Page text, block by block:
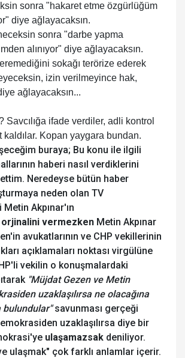
sonra "hakaret etme özgürlüğüm
diye ağlayacaksın.
sonra "darbe yapma
alınıyor" diye ağlayacaksın.
sokağı terörize ederek
izin verilmeyince hak,
ağlayacaksın...
Savcılığa ifade verdiler, adli kontrol
kaldılar. Kopan yaygara bundan.
buraya; Bu konu ile ilgili
haberi nasıl verdiklerini
Neredeyse bütün haber
neden olan TV
Akpınar'ın
orjinalini vermezken Metin Akpınar
avukatlarının ve CHP vekillerinin
açıklamaları noktası virgülüne
vekilin o konuşmalardaki
"Müjdat Gezen ve Metin
uzaklaşılırsane olacağına
bulundular"savunması gerçeği
uzaklaşılırsa diye bir
ulaşamazsak deniliyor.
ulaşmak" çok farklı anlamlar içerir.